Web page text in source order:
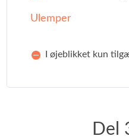
Ulemper
I øjeblikket kun
Del